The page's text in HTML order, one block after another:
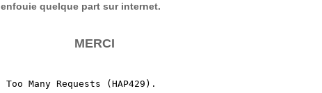
enfouie quelque part sur internet.
MERCI